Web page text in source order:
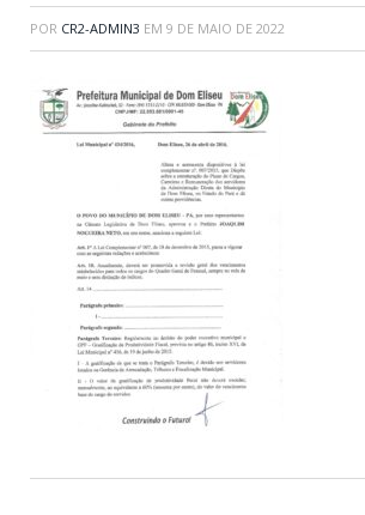
POR CR2-ADMIN3 EM 9 DE MAIO DE 2022